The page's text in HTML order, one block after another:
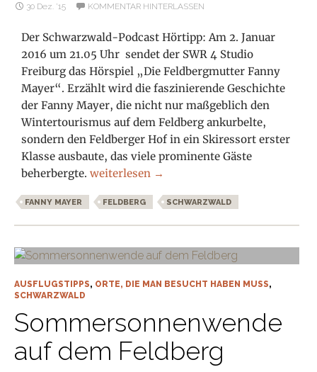
30 Dez. ’15 KOMMENTAR HINTERLASSEN
Der Schwarzwald-Podcast Hörtipp: Am 2. Januar
2016 um 21.05 Uhr sendet der SWR 4 Studio
Freiburg das Hörspiel „Die Feldbergmutter Fanny
Mayer“. Erzählt wird die faszinierende Geschichte
der Fanny Mayer, die nicht nur maßgeblich den
Wintertourismus auf dem Feldberg ankurbelte,
sondern den Feldberger Hof in ein Skiressort erster
Klasse ausbaute, das viele prominente Gäste
beherbergte.Mundarthörspiel Fanny im SWR4
weiterlesen →
FANNY MAYER FELDBERG SCHWARZWALD
AUSFLUGSTIPPS, ORTE, DIE MAN BESUCHT HABEN MUSS,
SCHWARZWALD
Sommersonnenwende
auf dem Feldberg